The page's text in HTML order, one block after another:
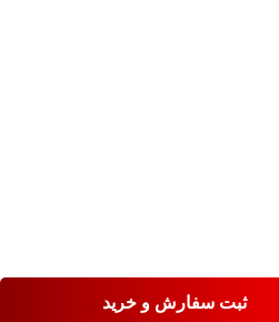
ثبت سفارش و خرید